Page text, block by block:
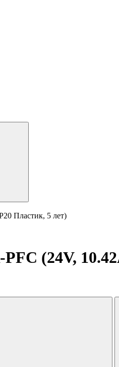
Пластик, 5 лет)
(24V,